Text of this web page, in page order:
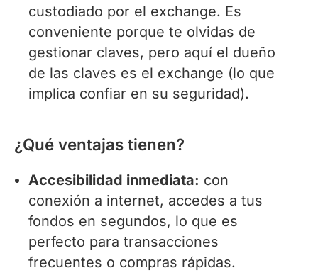
custodiado por el exchange. Es
conveniente porque te olvidas de
gestionar claves, pero aquí el dueño
de las claves es el exchange (lo que
implica confiar en su seguridad).
¿Qué ventajas tienen?
Accesibilidad inmediata: con
conexión a internet, accedes a tus
fondos en segundos, lo que es
perfecto para transacciones
frecuentes o compras rápidas.